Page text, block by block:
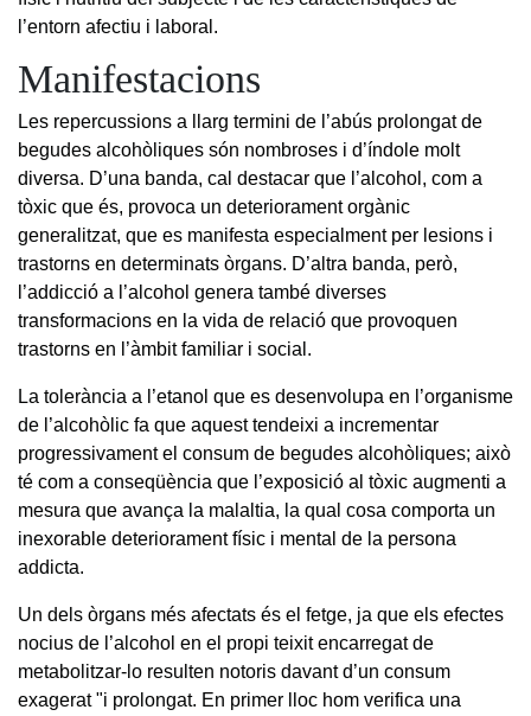
l’entorn afectiu i laboral.
Manifestacions
Les repercussions a llarg termini de l’abús prolongat de
begudes alcohòliques són nombroses i d’índole molt
diversa. D’una banda, cal destacar que l’alcohol, com a
tòxic que és, provoca un deteriorament orgànic
generalitzat, que es manifesta especialment per lesions i
trastorns en determinats òrgans. D’altra banda, però,
l’addicció a l’alcohol genera també diverses
transformacions en la vida de relació que provoquen
trastorns en l’àmbit familiar i social.
La tolerància a l’etanol que es desenvolupa en l’organisme
de l’alcohòlic fa que aquest tendeixi a incrementar
progressivament el consum de begudes alcohòliques; això
té com a conseqüència que l’exposició al tòxic augmenti a
mesura que avança la malaltia, la qual cosa comporta un
inexorable deteriorament físic i mental de la persona
addicta.
Un dels òrgans més afectats és el fetge, ja que els efectes
nocius de l’alcohol en el propi teixit encarregat de
metabolitzar-lo resulten notoris davant d’un consum
exagerat "i prolongat. En primer lloc hom verifica una